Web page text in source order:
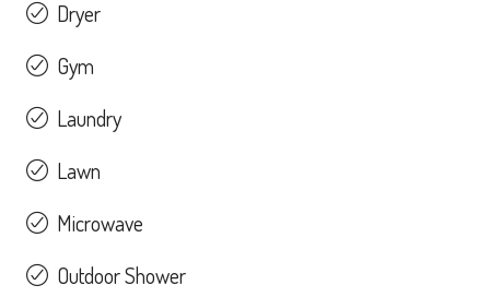
Dryer
Gym
Laundry
Lawn
Microwave
Outdoor Shower